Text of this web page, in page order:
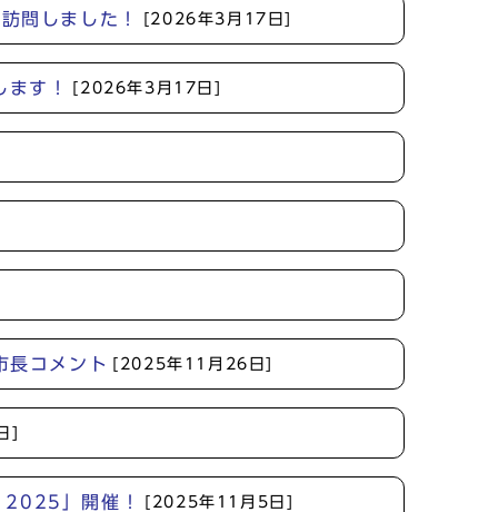
問しました！ [2026年3月17日]
す！ [2026年3月17日]
長コメント [2025年11月26日]
]
」開催！ [2025年11月5日]